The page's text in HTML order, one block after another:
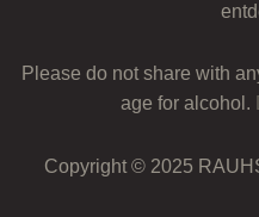
Please do not share with
age for alcohol.
Copyright © 2025